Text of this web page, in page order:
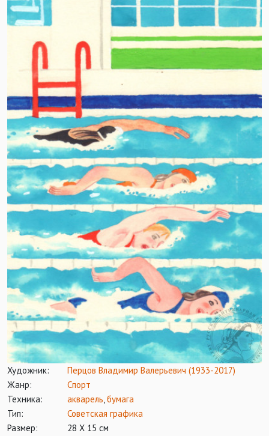
Художник:
Перцов Владимир Валерьевич (1933-2017)
Жанр:
Спорт
Техника:
акварель,бумага
Тип:
Советская графика
Размер:
28 Х 15 см